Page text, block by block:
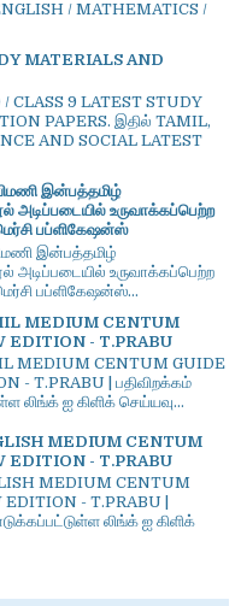
/ MATHEMATICS /
MATERIALS AND
CLASS 9 LATEST STUDY
PAPERS. இதில் TAMIL,
AND SOCIAL LATEST
இன்பத்தமிழ்
அடிப்படையில் உருவாக்கப்பெற்ற
பப்ளிகேஷன்ஸ்
இன்பத்தமிழ்
அடிப்படையில் உருவாக்கப்பெற்ற
பப்ளிகேஷன்ஸ்...
MEDIUM CENTUM
EDITION - T.PRABU
MEDIUM CENTUM GUIDE
- T.PRABU | பதிவிறக்கம்
லிங்க் ஐ கிளிக் செய்யவு...
MEDIUM CENTUM
EDITION - T.PRABU
MEDIUM CENTUM
- T.PRABU |
லிங்க் ஐ கிளிக்